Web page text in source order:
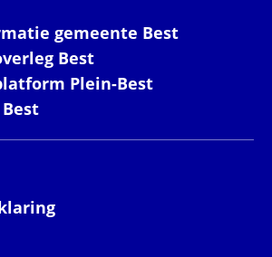
gemeente Best
Best
Plein-Best